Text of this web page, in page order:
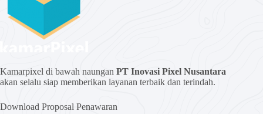
Kamarpixel di bawah naungan PT Inovasi Pixel Nusantara
akan selalu siap memberikan layanan terbaik dan terindah.
Download Proposal Penawaran